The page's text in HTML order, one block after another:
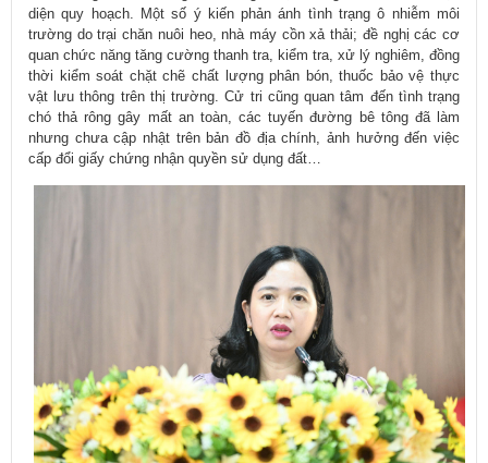
diện quy hoạch. Một số ý kiến phản ánh tình trạng ô nhiễm môi
trường do trại chăn nuôi heo, nhà máy cồn xả thải; đề nghị các cơ
quan chức năng tăng cường thanh tra, kiểm tra, xử lý nghiêm, đồng
thời kiểm soát chặt chẽ chất lượng phân bón, thuốc bảo vệ thực
vật lưu thông trên thị trường. Cử tri cũng quan tâm đến tình trạng
chó thả rông gây mất an toàn, các tuyến đường bê tông đã làm
nhưng chưa cập nhật trên bản đồ địa chính, ảnh hưởng đến việc
cấp đổi giấy chứng nhận quyền sử dụng đất…